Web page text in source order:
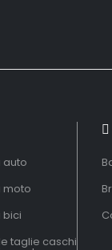
auto
moto
bici
taglie caschi